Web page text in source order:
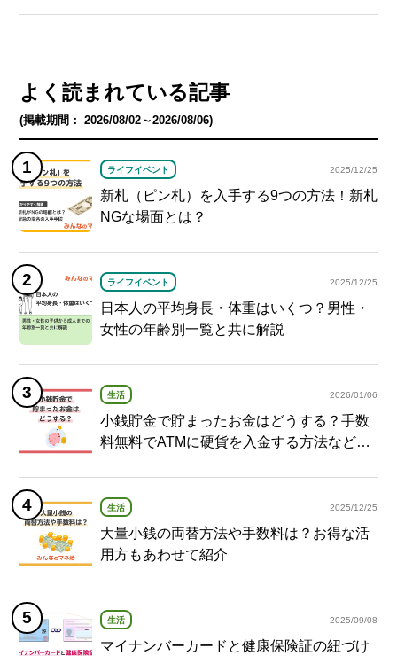
よく読まれている記事
(掲載期間： 2026/08/02～2026/08/06)
ライフイベント 2025/12/25
新札（ピン札）を入手する9つの方法！新札
NGな場面とは？
ライフイベント 2025/12/25
日本人の平均身長・体重はいくつ？男性・
女性の年齢別一覧と共に解説
生活 2026/01/06
小銭貯金で貯まったお金はどうする？手数
料無料でATMに硬貨を入金する方法など紹
生活 2025/12/25
大量小銭の両替方法や手数料は？お得な活
用方もあわせて紹介
生活 2025/09/08
マイナンバーカードと健康保険証の紐づけ